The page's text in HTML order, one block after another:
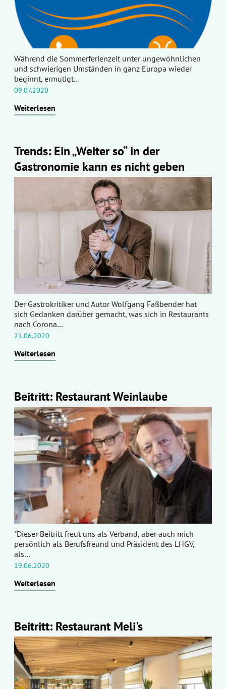
Während die Sommerferienzeit unter ungewöhnlichen
und schwierigen Umständen in ganz Europa wieder
beginnt, ermutigt…
09.07.2020
Weiterlesen
Trends: Ein „Weiter so“ in der
Gastronomie kann es nicht geben
Der Gastrokritiker und Autor Wolfgang Faßbender hat
sich Gedanken darüber gemacht, was sich in Restaurants
nach Corona…
21.06.2020
Weiterlesen
Beitritt: Restaurant Weinlaube
"Dieser Beitritt freut uns als Verband, aber auch mich
persönlich als Berufsfreund und Präsident des LHGV,
als…
19.06.2020
Weiterlesen
Beitritt: Restaurant Meli's